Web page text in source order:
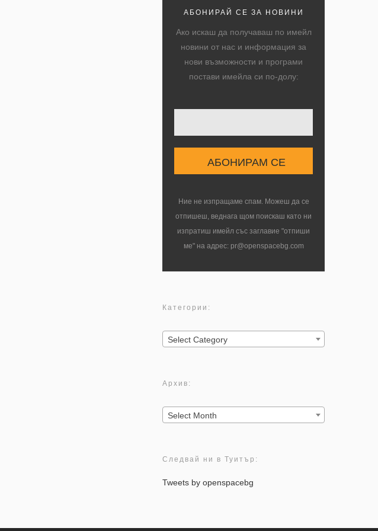
АБОНИРАЙ СЕ ЗА НОВИНИ
Ако искаш да получаваш по имейл
новини от нас и информация за
нови възможности и програми
постави имейла си по-долу:
Ние не изпращаме спам. Можеш да се
отпишеш, веднага щом поискаш като ни
изпратиш имейл със заглавие "отпиши
ме" на адрес: pr@openspacebg.com
Категории:
Категории:
Select Category
Архив:
Архив:
Select Month
Следвай ни в Туитър:
Tweets by openspacebg